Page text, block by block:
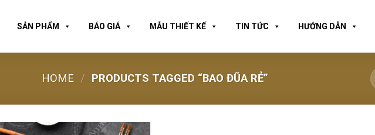
SẢN PHẨM BÁO GIÁ MẪU THIẾT KẾ TIN TỨC HƯỚNG DẪN
HOME / PRODUCTS TAGGED “BAO ĐŨA RẺ”